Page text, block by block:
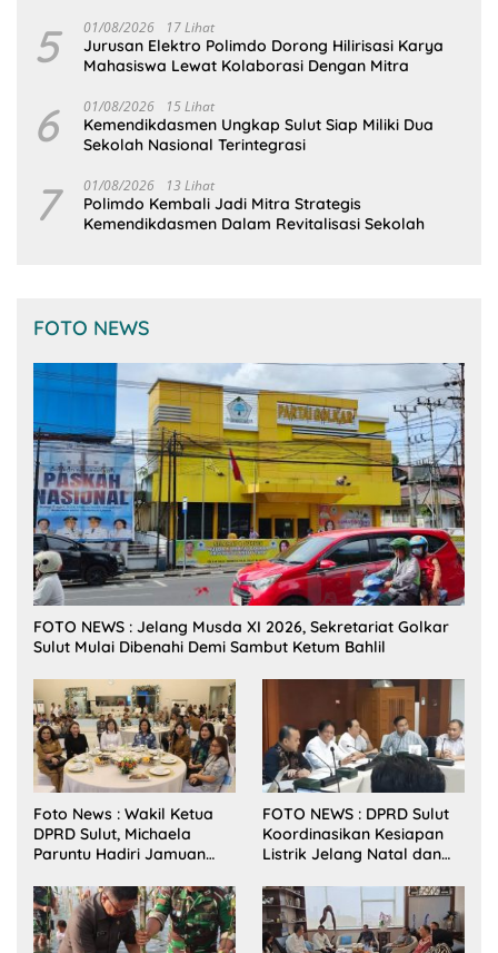
5 01/08/2026 17 Lihat
Jurusan Elektro Polimdo Dorong Hilirisasi Karya
Mahasiswa Lewat Kolaborasi Dengan Mitra
6 01/08/2026 15 Lihat
Kemendikdasmen Ungkap Sulut Siap Miliki Dua
Sekolah Nasional Terintegrasi
7 01/08/2026 13 Lihat
Polimdo Kembali Jadi Mitra Strategis
Kemendikdasmen Dalam Revitalisasi Sekolah
FOTO NEWS
FOTO NEWS : Jelang Musda XI 2026, Sekretariat Golkar
Sulut Mulai Dibenahi Demi Sambut Ketum Bahlil
Foto News : Wakil Ketua
DPRD Sulut, Michaela
Paruntu Hadiri Jamuan
Sulut Bersama Wamenkes
RI
FOTO NEWS : DPRD Sulut
Koordinasikan Kesiapan
Listrik Jelang Natal dan